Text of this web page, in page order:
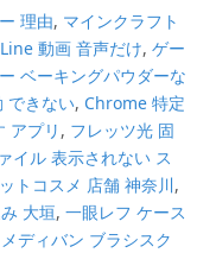
理由, マインクラフト
Line 動画 音声だけ, ゲー
ベーキングパウダーな
できない, Chrome 特定
アプリ , フレッツ光 固
イル 表示されない ス
トコスメ 店舗 神奈川,
大垣, 一眼レフ ケース
メディバン ブラシスク